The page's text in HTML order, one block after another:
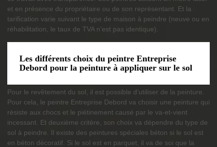
et en présence du propriétaire ou de son représentant. Et la
tarification varie suivant le type de maison à peindre (neuve ou en
réhabilitation, le taux de TVA n’est pas identique).
Les différents choix du peintre Entreprise
Debord pour la peinture à appliquer sur le sol
Pour le revêtement du sol, il est possible d’utiliser de la peinture.
Pour cela, le peintre Entreprise Debord va choisir une peinture qui
résiste aux chocs et le piétinement causé par le va-et-vient
incessant. Et deuxième critère, son choix va dépendre du type de
sol à peindre. Il existe des peintures spéciales béton si le sol est
en béton décoratif. Si le sol est en parquet, il va de soi que la